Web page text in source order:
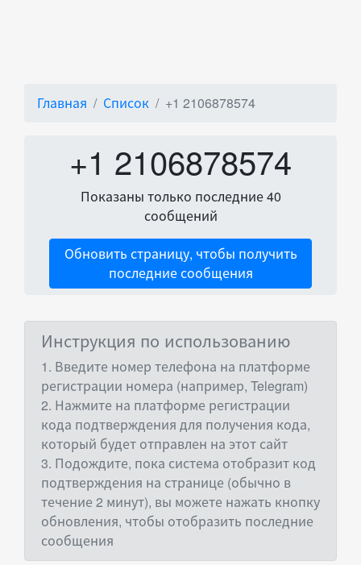
Главная Список +1 2106878574
+1 2106878574
Показаны только последние 40
сообщений
Обновить страницу, чтобы получить
последние сообщения
Инструкция по использованию
1. Введите номер телефона на платформе
регистрации номера (например, Telegram)
2. Нажмите на платформе регистрации
кода подтверждения для получения кода,
который будет отправлен на этот сайт
3. Подождите, пока система отобразит код
подтверждения на странице (обычно в
течение 2 минут), вы можете нажать кнопку
обновления, чтобы отобразить последние
сообщения